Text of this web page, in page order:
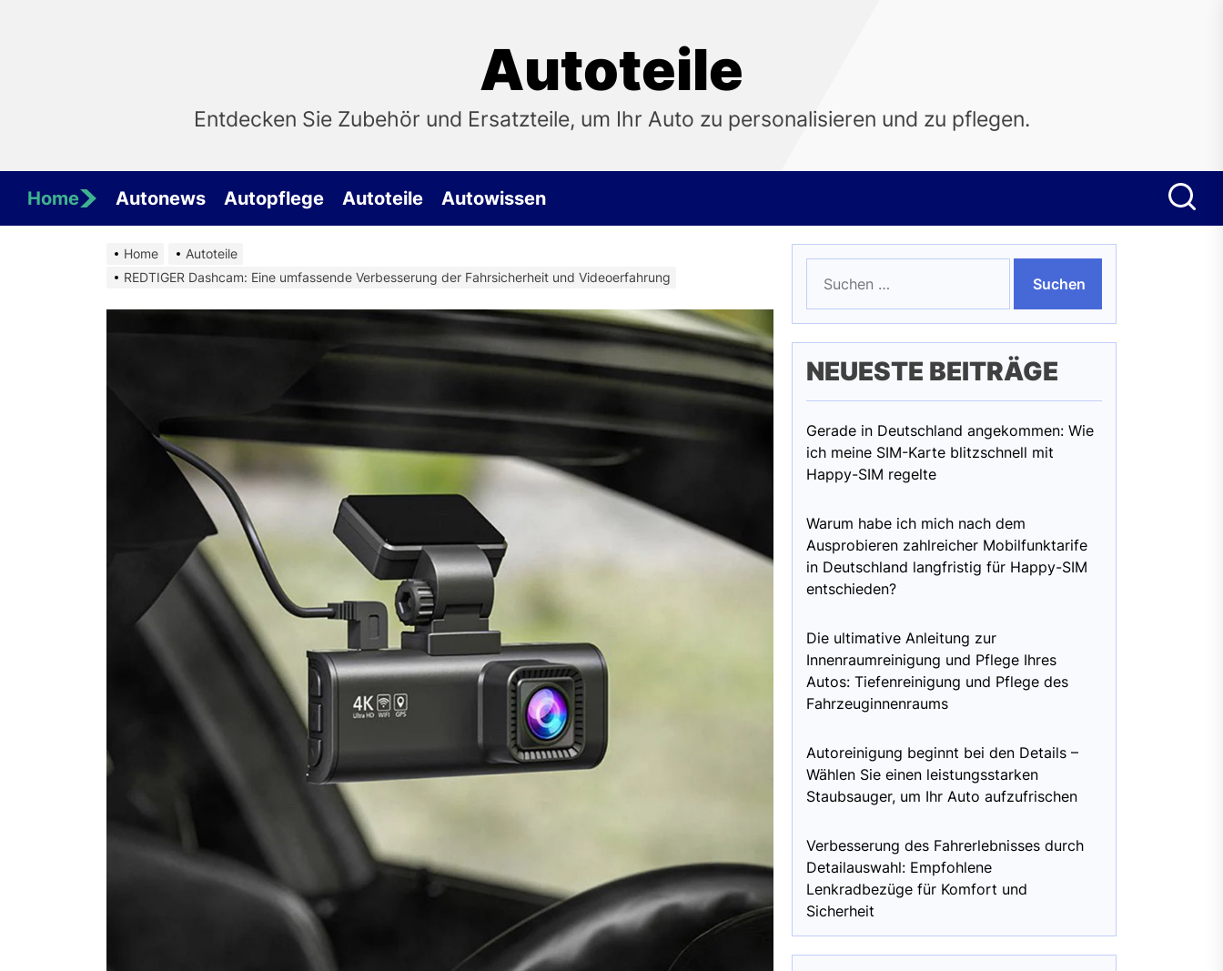
Autoteile
Entdecken Sie Zubehör und Ersatzteile, um Ihr Auto zu personalisieren und zu pflegen.
Home Autonews Autopflege Autoteile Autowissen
Home
Autoteile
REDTIGER Dashcam: Eine umfassende Verbesserung der Fahrsicherheit und Videoerfahrung
nach:
NEUESTE BEITRÄGE
Gerade in Deutschland angekommen: Wie
ich meine SIM-Karte blitzschnell mit
Happy-SIM regelte
Warum habe ich mich nach dem
Ausprobieren zahlreicher Mobilfunktarife
in Deutschland langfristig für Happy-SIM
entschieden?
Die ultimative Anleitung zur
Innenraumreinigung und Pflege Ihres
Autos: Tiefenreinigung und Pflege des
Fahrzeuginnenraums
Autoreinigung beginnt bei den Details –
Wählen Sie einen leistungsstarken
Staubsauger, um Ihr Auto aufzufrischen
Verbesserung des Fahrerlebnisses durch
Detailauswahl: Empfohlene
Lenkradbezüge für Komfort und
Sicherheit